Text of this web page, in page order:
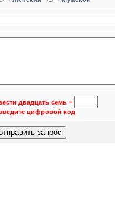
двадцать семь=
цифровой код